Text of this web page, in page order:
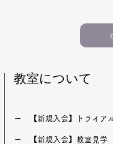
生・習い
​教室について
ー 【新規入会】トライア
​ー 【新規入会】教室見学